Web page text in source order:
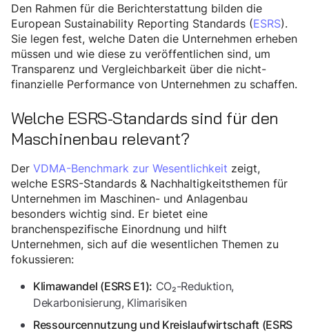
Den Rahmen für die Berichterstattung bilden die
European Sustainability Reporting Standards (ESRS).
Sie legen fest, welche Daten die Unternehmen erheben
müssen und wie diese zu veröffentlichen sind, um
Transparenz und Vergleichbarkeit über die nicht-
finanzielle Performance von Unternehmen zu schaffen.
Welche ESRS-Standards sind für den
Maschinenbau relevant?
Der VDMA-Benchmark zur Wesentlichkeit zeigt,
welche ESRS-Standards & Nachhaltigkeitsthemen für
Unternehmen im Maschinen- und Anlagenbau
besonders wichtig sind. Er bietet eine
branchenspezifische Einordnung und hilft
Unternehmen, sich auf die wesentlichen Themen zu
fokussieren:
Klimawandel (ESRS E1): CO₂-Reduktion,
Dekarbonisierung, Klimarisiken
Ressourcennutzung und Kreislaufwirtschaft (ESRS